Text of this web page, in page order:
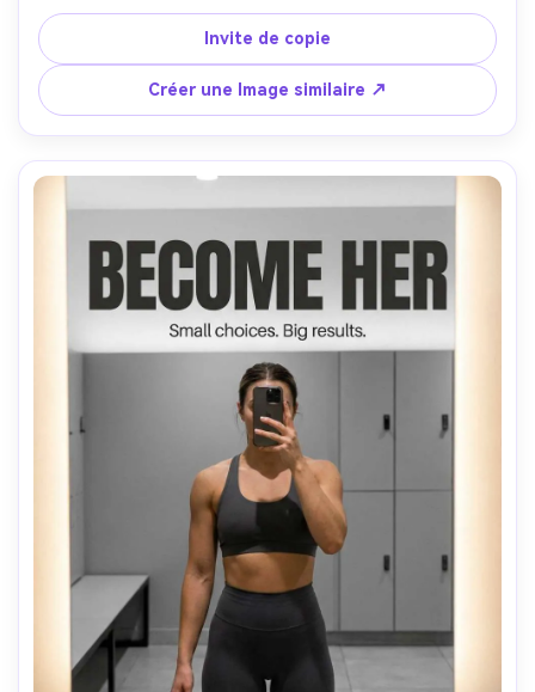
gracieuse, éclairage supérieur dur, particules de poussière
visibles, titre: "Faites ça mal", sous-texte: "Alors faites un
autre.", typographie lourde audacieuse, notation de
contraste élevé, Canon R3, 35mm, composition verticale-
-ar 4:5
Invite de copie
Créer une Image similaire ↗